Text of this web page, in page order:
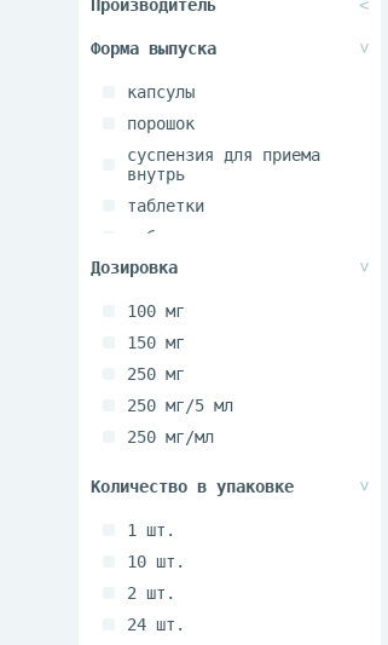
капсулы
порошок
суспензия для приема
внутрь
таблетки
таблетки жевательные
таблетки покрытые
таблетки покрытые
пленочной оболочкой
100 мг
150 мг
250 мг
250 мг/5 мл
250 мг/мл
500 мг
1 шт.
10 шт.
2 шт.
24 шт.